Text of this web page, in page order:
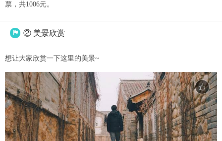
票，共1006元。
 ② 美景欣赏
想让大家欣赏一下这里的美景~